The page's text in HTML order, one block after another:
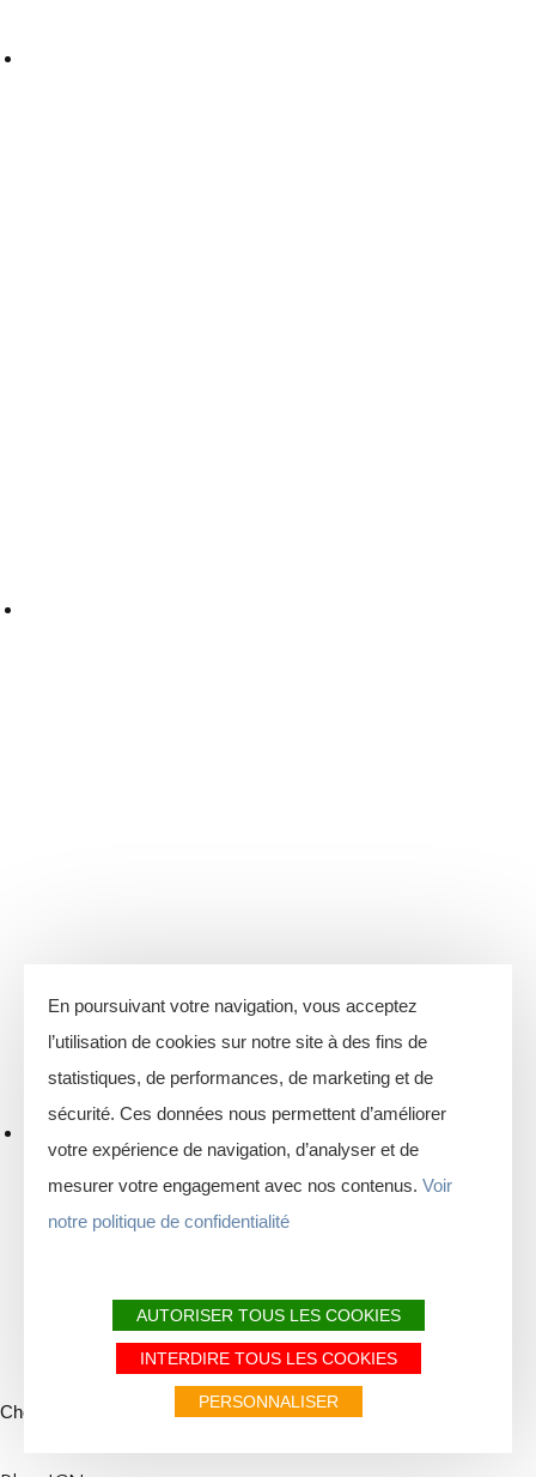
Choix du fond de carte
En poursuivant votre navigation, vous acceptez
l’utilisation de cookies sur notre site à des fins de
statistiques, de performances, de marketing et de
sécurité. Ces données nous permettent d’améliorer
votre expérience de navigation, d’analyser et de
mesurer votre engagement avec nos contenus. Voir
notre politique de confidentialité
AUTORISER TOUS LES COOKIES
INTERDIRE TOUS LES COOKIES
PERSONNALISER